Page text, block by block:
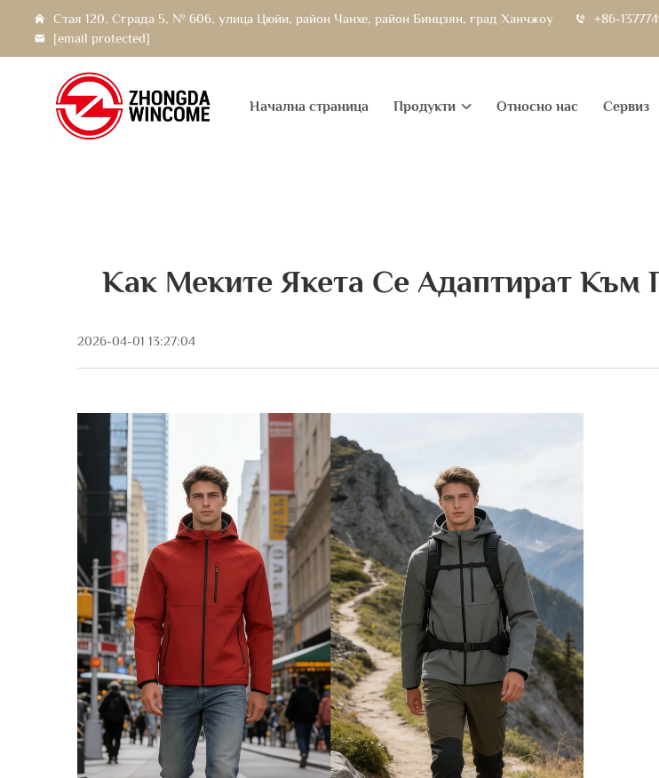
Стая 120, Сграда 5, № 606, улица Цюйи, район Чанхе, район Бинцзян, град Ханчжоу
+86-
[email protected]
Начална страница Продукти Относно нас Сервиз
Как Меките Якета Се Адаптират Към
2026-04-01 13:27:04